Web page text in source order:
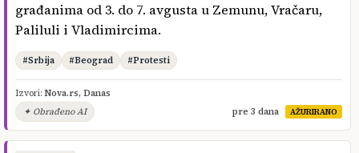
građanima od 3. do 7. avgusta u Zemunu, Vračaru,
Paliluli i Vladimircima.
#Srbija #Beograd #Protesti
Izvori: Nova.rs, Danas
✦ Obrađeno AI
pre 3 dana AŽURIRANO